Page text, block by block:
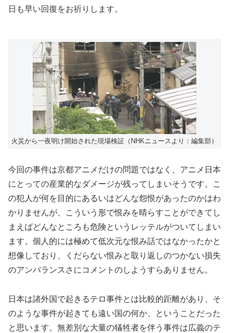
日も早い回復をお祈りします。
火災から一夜明け開始された現場検証（NHKニュースより：編集部）
今回の事件は京都アニメだけの問題ではなく、アニメ日本
にとっての産業的なダメージが残ってしまいそうです。こ
の犯人が何を目的にあるいはどんな怨恨があったのかはわ
かりませんが、こういう形で恨みを晴らすことができてし
まえばどんなところも危険というレッテルがついてしまい
ます。個人的には極めて低次元な恨み話ではなかったかと
想像しており、くだらない恨みと取り返しのつかない損失
のアンバランスさにコメントのしようすらありません。
日本は諸外国で起きるテロ事件とは比較的距離があり、そ
のような事件が起きても遠い国の何か、ということだった
と思います。無差別な大量の犠牲者を伴う事件は広義のテ